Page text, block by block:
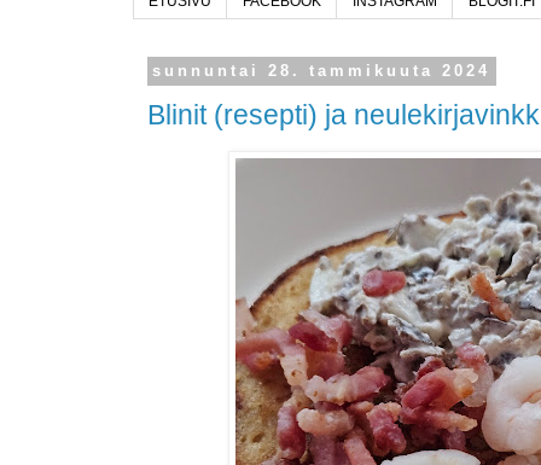
sunnuntai 28. tammikuuta 2024
Blinit (resepti) ja